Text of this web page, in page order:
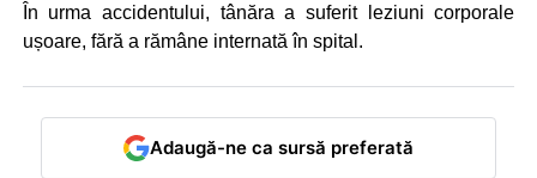
În urma accidentului, tânăra a suferit leziuni corporale
ușoare, fără a rămâne internată în spital.
Adaugă-ne ca sursă preferată